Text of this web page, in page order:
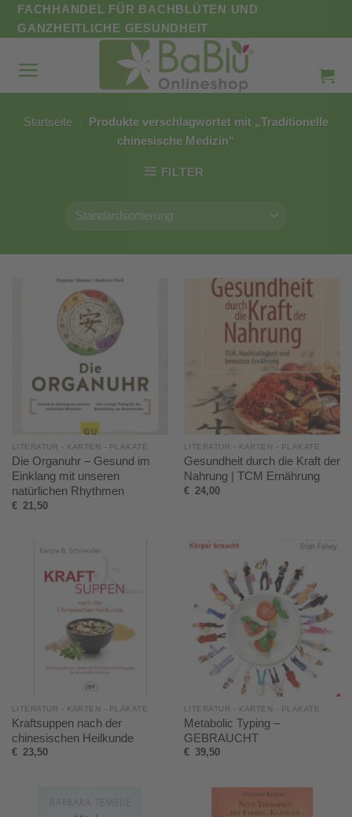
Zum
Inhalt
FACHHANDEL FÜR BACHBLÜTEN UND
GANZHEITLICHE GESUNDHEIT
Startseite
Produkte verschlagwortet mit „Traditionelle
chinesische Medizin“
FILTER
LITERATUR - KARTEN - PLAKATE
Die Organuhr – Gesund im
Einklang mit unseren
natürlichen Rhythmen
€ 21,50
LITERATUR - KARTEN - PLAKATE
Gesundheit durch die Kraft der
Nahrung | TCM Ernährung
€ 24,00
LITERATUR - KARTEN - PLAKATE
Kraftsuppen nach der
chinesischen Heilkunde
€ 23,50
LITERATUR - KARTEN - PLAKATE
Metabolic Typing –
GEBRAUCHT
€ 39,50